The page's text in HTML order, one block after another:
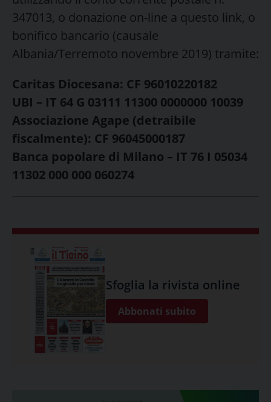
347013, o donazione on-line a questo link, o
bonifico bancario (causale
Albania/Terremoto novembre 2019) tramite:
Caritas Diocesana: CF 96010220182
UBI – IT 64 G 03111 11300 0000000 10039
Associazione Agape (detraibile
fiscalmente): CF 96045000187
Banca popolare di Milano – IT 76 I 05034
11302 000 000 060274
Sfoglia la rivista online
Abbonati subito